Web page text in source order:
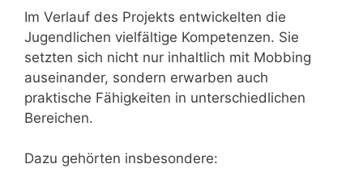
Im Verlauf des Projekts entwickelten die
Jugendlichen vielfältige Kompetenzen. Sie
setzten sich nicht nur inhaltlich mit Mobbing
auseinander, sondern erwarben auch
praktische Fähigkeiten in unterschiedlichen
Bereichen.
Dazu gehörten insbesondere: